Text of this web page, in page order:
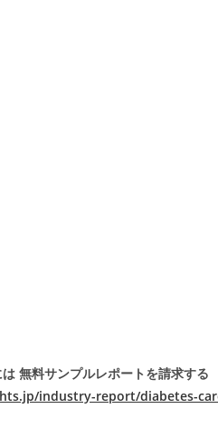
無料サンプルレポートを請求する
industry-report/diabetes-